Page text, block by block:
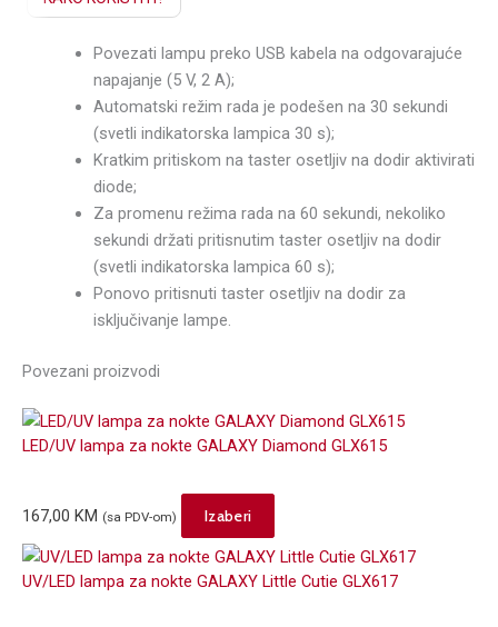
Povezati lampu preko USB kabela na odgovarajuće
napajanje (5 V, 2 A);
Automatski režim rada je podešen na 30 sekundi
(svetli indikatorska lampica 30 s);
Kratkim pritiskom na taster osetljiv na dodir aktivirati
diode;
Za promenu režima rada na 60 sekundi, nekoliko
sekundi držati pritisnutim taster osetljiv na dodir
(svetli indikatorska lampica 60 s);
Ponovo pritisnuti taster osetljiv na dodir za
isključivanje lampe.
Povezani proizvodi
LED/UV lampa za nokte GALAXY Diamond GLX615
167,00 KM (sa PDV-om) Izaberi
product
has
UV/LED lampa za nokte GALAXY Little Cutie GLX617